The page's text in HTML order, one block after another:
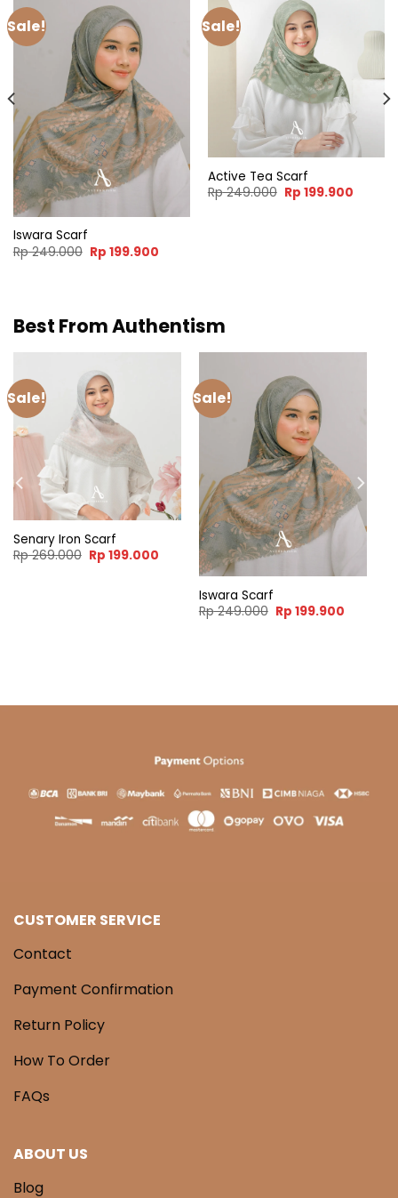
Sale!
Iswara Scarf
Rp249.000 Original
price
Rp 199.900Current
Sale!
Active Tea Scarf
Rp249.000 Original
price
Rp 199.900Current
Best From Authentism
Sale!
Senary Iron Scarf
Rp269.000 Original
price
Rp 199.000Current
Rp 199.000.
Sale!
Iswara Scarf
Rp249.000 Original
price
Rp 199.900Current
CUSTOMER SERVICE
Contact
Payment Confirmation
Return Policy
How To Order
FAQs
ABOUT US
Blog